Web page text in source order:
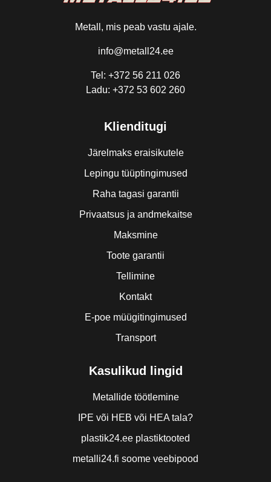
Metall, mis peab vastu ajale.
info@metall24.ee
Tel: +372 56 211 026
Ladu: +372 53 602 260
Klienditugi
Järelmaks eraisikutele
Lepingu tüüptingimused
Raha tagasi garantii
Privaatsus ja andmekaitse
Maksmine
Toote garantii
Tellimine
Kontakt
E-poe müügitingimused
Transport
Kasulikud lingid
Metallide töötlemine
IPE või HEB või HEA tala?
plastik24.ee plastiktooted
metalli24.fi soome veebipood